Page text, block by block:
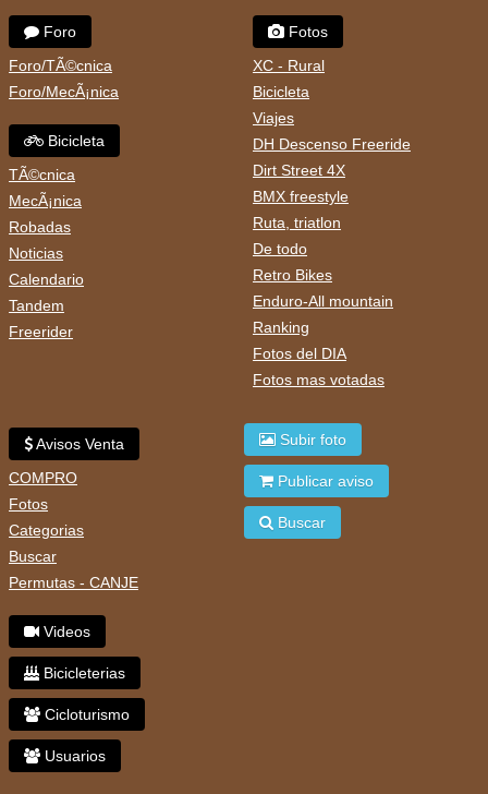
Foro
Foro/TÃ©cnica
Foro/MecÃ¡nica
Bicicleta
TÃ©cnica
MecÃ¡nica
Robadas
Noticias
Calendario
Tandem
Freerider
Fotos
XC - Rural
Bicicleta
Viajes
DH Descenso Freeride
Dirt Street 4X
BMX freestyle
Ruta, triatlon
De todo
Retro Bikes
Enduro-All mountain
Ranking
Fotos del DIA
Fotos mas votadas
Avisos Venta
COMPRO
Fotos
Categorias
Buscar
Permutas - CANJE
Videos
Bicicleterias
Cicloturismo
Usuarios
Subir foto
Publicar aviso
Buscar